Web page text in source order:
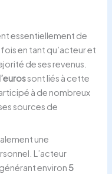
essentiellement de
en tant qu’acteur et
de ses revenus.
sont liés à cette
à de nombreux
sources de
une
L’acteur
environ 5